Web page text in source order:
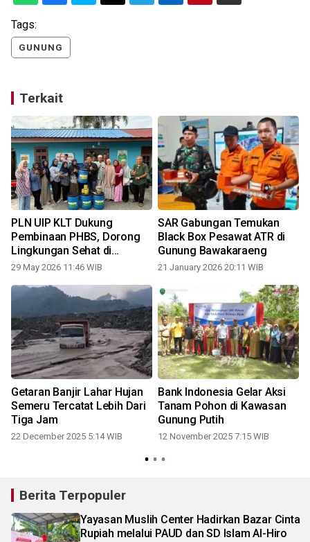
Tags:
GUNUNG
Terkait
PLN UIP KLT Dukung
Pembinaan PHBS, Dorong
Lingkungan Sehat di
Gunung Bahagia
29 May 2026 11:46 WIB
SAR Gabungan Temukan
Black Box Pesawat ATR di
Gunung Bawakaraeng
21 January 2026 20:11 WIB
Getaran Banjir Lahar Hujan
Semeru Tercatat Lebih Dari
Tiga Jam
22 December 2025 5:14 WIB
Bank Indonesia Gelar Aksi
Tanam Pohon di Kawasan
Gunung Putih
12 November 2025 7:15 WIB
Berita Terpopuler
Yayasan Muslih Center Hadirkan Bazar Cinta
Rupiah melalui PAUD dan SD Islam Al-Hiro